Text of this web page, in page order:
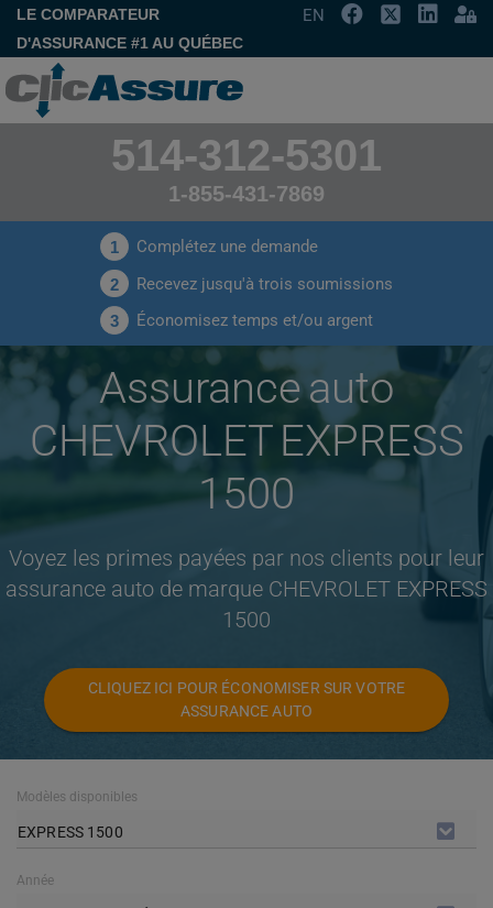
LE COMPARATEUR
D'ASSURANCE #1 AU QUÉBEC
EN
514-312-5301
1-855-431-7869
1 Complétez une demande
2 Recevez jusqu'à trois soumissions
3 Économisez temps et/ou argent
Assurance auto
CHEVROLET EXPRESS
1500
Voyez les primes payées par nos clients pour leur
assurance auto de marque CHEVROLET EXPRESS
1500
CLIQUEZ ICI POUR ÉCONOMISER SUR VOTRE
ASSURANCE AUTO
Modèles disponibles
EXPRESS 1500
Année